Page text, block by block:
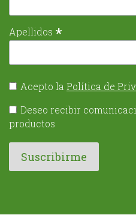
Apellidos *
Acepto la Política de
Deseo recibir
productos